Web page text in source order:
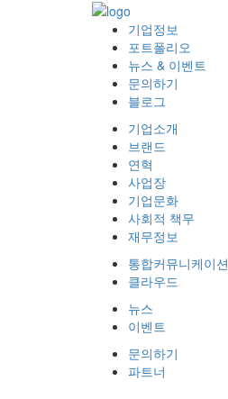
기업정보
포트폴리오
뉴스 & 이벤트
문의하기
블로그
기업소개
브랜드
연혁
사업장
기업문화
사회적 책무
재무정보
통합커뮤니케이션
클라우드
뉴스
이벤트
문의하기
파트너